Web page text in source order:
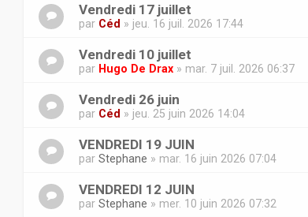
Vendredi 17 juillet
par Céd » jeu. 16 juil. 2026 17:44
Vendredi 10 juillet
par Hugo De Drax » mar. 7 juil. 2026 06:37
Vendredi 26 juin
par Céd » jeu. 25 juin 2026 14:04
VENDREDI 19 JUIN
par Stephane » mar. 16 juin 2026 07:04
VENDREDI 12 JUIN
par Stephane » mer. 10 juin 2026 07:32